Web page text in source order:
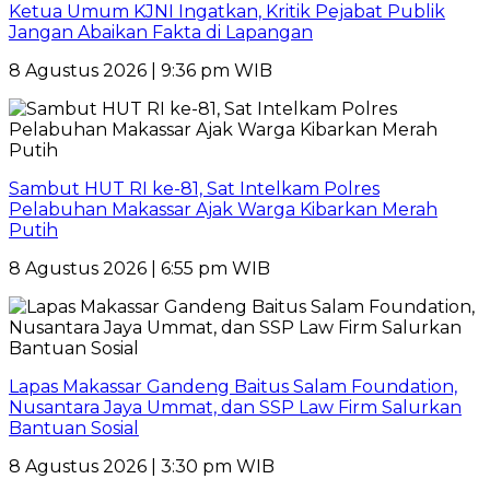
Ketua Umum KJNI Ingatkan, Kritik Pejabat Publik
Jangan Abaikan Fakta di Lapangan
8 Agustus 2026 | 9:36 pm WIB
Sambut HUT RI ke-81, Sat Intelkam Polres
Pelabuhan Makassar Ajak Warga Kibarkan Merah
Putih
8 Agustus 2026 | 6:55 pm WIB
Lapas Makassar Gandeng Baitus Salam Foundation,
Nusantara Jaya Ummat, dan SSP Law Firm Salurkan
Bantuan Sosial
8 Agustus 2026 | 3:30 pm WIB